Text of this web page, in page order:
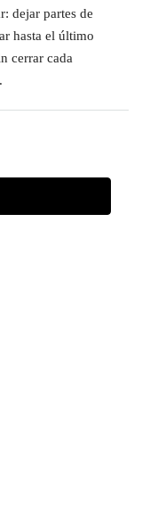
dejar partes de
hasta el último
cerrar cada